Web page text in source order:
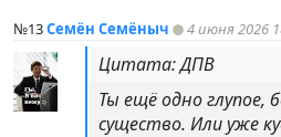
№13Семён Семёныч 4 июня 2026
Цитата: ДПВ
Ты ещё одно глупое,
существо. Или уже